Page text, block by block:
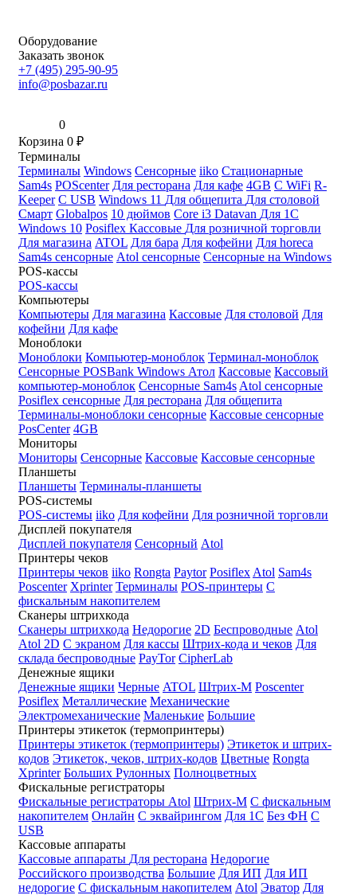
Оборудование
Заказать звонок
+7 (495) 295-90-95
info@posbazar.ru
0
Корзина 0 ₽
Терминалы
Терминалы Windows Сенсорные iiko Стационарные
Sam4s POScenter Для ресторана Для кафе 4GB С WiFi R-
Keeper С USB Windows 11 Для общепита Для столовой
Смарт Globalpos 10 дюймов Core i3 Datavan Для 1С
Windows 10 Posiflex Кассовые Для розничной торговли
Для магазина ATOL Для бара Для кофейни Для horeca
Sam4s сенсорные Atol сенсорные Сенсорные на Windows
POS-кассы
POS-кассы
Компьютеры
Компьютеры Для магазина Кассовые Для столовой Для
кофейни Для кафе
Моноблоки
Моноблоки Компьютер-моноблок Терминал-моноблок
Сенсорные POSBank Windows Атол Кассовые Кассовый
компьютер-моноблок Сенсорные Sam4s Atol сенсорные
Posiflex сенсорные Для ресторана Для общепита
Терминалы-моноблоки сенсорные Кассовые сенсорные
PosCenter 4GB
Мониторы
Мониторы Сенсорные Кассовые Кассовые сенсорные
Планшеты
Планшеты Терминалы-планшеты
POS-системы
POS-системы iiko Для кофейни Для розничной торговли
Дисплей покупателя
Дисплей покупателя Сенсорный Atol
Принтеры чеков
Принтеры чеков iiko Rongta Paytor Posiflex Atol Sam4s
Poscenter Xprinter Терминалы POS-принтеры С
фискальным накопителем
Сканеры штрихкода
Сканеры штрихкода Недорогие 2D Беспроводные Atol
Atol 2D С экраном Для кассы Штрих-кода и чеков Для
склада беспроводные PayTor CipherLab
Денежные ящики
Денежные ящики Черные ATOL Штрих-М Poscenter
Posiflex Металлические Механические
Электромеханические Маленькие Большие
Принтеры этикеток (термопринтеры)
Принтеры этикеток (термопринтеры) Этикеток и штрих-
кодов Этикеток, чеков, штрих-кодов Цветные Rongta
Xprinter Больших Рулонных Полноцветных
Фискальные регистраторы
Фискальные регистраторы Atol Штрих-М С фискальным
накопителем Онлайн С эквайрингом Для 1С Без ФН С
USB
Кассовые аппараты
Кассовые аппараты Для ресторана Недорогие
Российского производства Большие Для ИП Для ИП
недорогие С фискальным накопителем Atol Эватор Для